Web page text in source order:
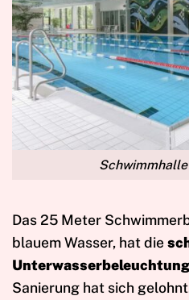
Das 25 Meter
blauem Wasser, hat die
Sanierung hat sich